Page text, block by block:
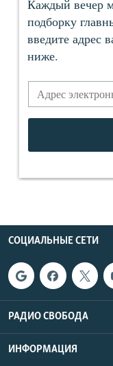
СОЦИАЛЬНЫЕ СЕТИ
РАДИО СВОБОДА
ИНФОРМАЦИЯ